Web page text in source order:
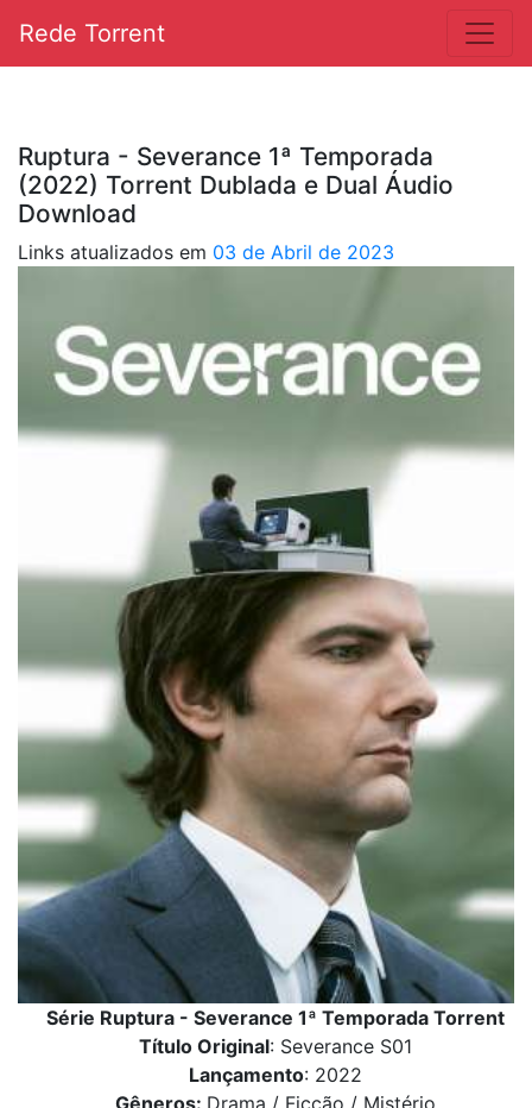
Rede Torrent
Ruptura - Severance 1ª Temporada
(2022) Torrent Dublada e Dual Áudio
Download
Links atualizados em 03 de Abril de 2023
Série Ruptura - Severance 1ª Temporada Torrent
Título Original: Severance S01
Lançamento: 2022
Gêneros: Drama / Ficção / Mistério